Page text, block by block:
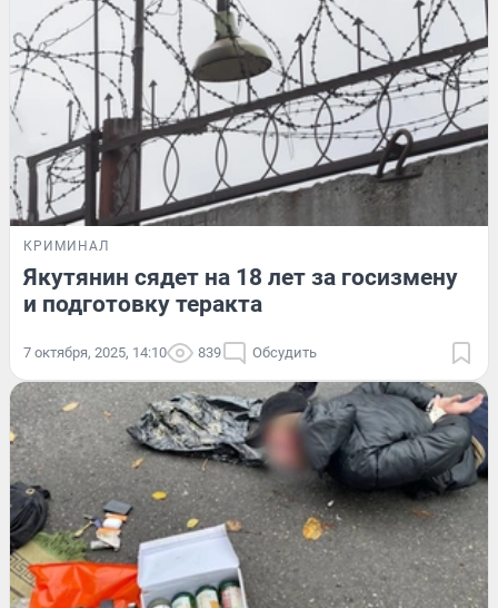
КРИМИНАЛ
Якутянин сядет на 18 лет за госизмену
и подготовку теракта
7 октября, 2025, 14:10 839 Обсудить